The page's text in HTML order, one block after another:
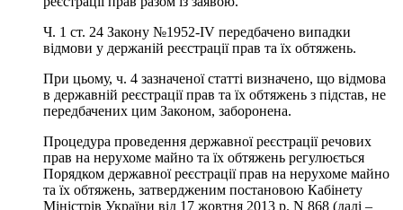
Ч. 1 ст. 24 Закону №1952-IV передбачено випадки
відмови у держаній реєстрації прав та їх обтяжень.
При цьому, ч. 4 зазначеної статті визначено, що відмова
в державній реєстрації прав та їх обтяжень з підстав, не
передбачених цим Законом, заборонена.
Процедура проведення державної реєстрації речових
прав на нерухоме майно та їх обтяжень регулюється
Порядком державної реєстрації прав на нерухоме майно
та їх обтяжень, затвердженим постановою Кабінету
Міністрів України від 17 жовтня 2013 р. N 868 (далі –